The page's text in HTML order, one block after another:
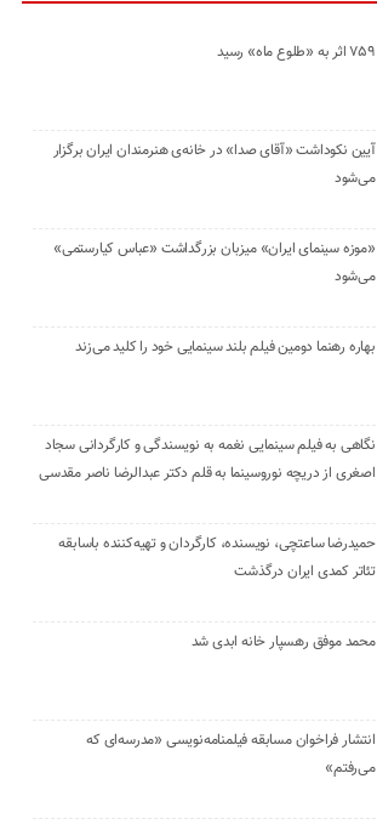
۷۵۹ اثر به «طلوع ماه» رسید
آیین نکوداشت «آقای صدا» در خانه‌ی هنرمندان ایران برگزار
می‌شود
«موزه سینمای ایران» میزبان بزرگداشت «عباس کیارستمی»
می‌شود
بهاره رهنما دومین فیلم بلند سینمایی خود را کلید می‌زند
نگاهی به فیلم سینمایی نغمه به نویسندگی و کارگردانی سجاد
اصغری از دریچه نوروسینما به قلم دکتر عبدالرضا ناصر مقدسی
حمیدرضا ساعتچی، نویسنده، کارگردان و تهیه‌کننده باسابقه
تئاتر کمدی ایران درگذشت
محمد موفق رهسپار خانه ابدی شد
انتشار فراخوان مسابقه فیلمنامه‌نویسی «مدرسه‌ای که
می‌رفتم»